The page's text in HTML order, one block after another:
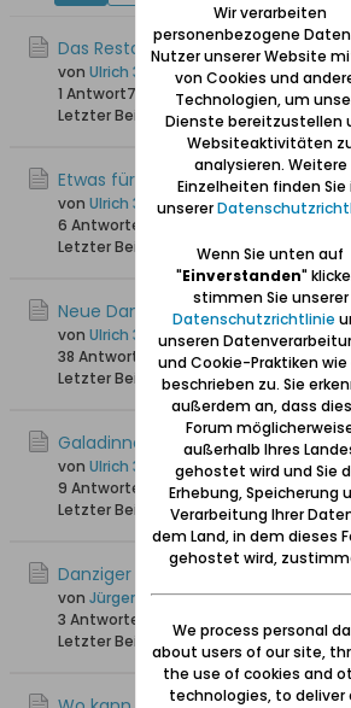
Das Restaurant Kubicki in Danzig
von Ulrich 31
1 Antwort71 Hits
0 Likes
Letzter Beitrag18.03.2026, 19:47
Etwas für Kartoffel-Fans
von Ulrich 31
6 Antworten
Letzter Beitrag
09.02.2026, 17:39
Neue Danziger Ess-Lokalitäten
von Ulrich 31
38 Antworten 29.190 Hits0 Likes
Letzter Beitrag29.10.2025, 14:58
Galadinner im Artushof am
von Ulrich 31
9 Antworten
3.114 Hits0 Likes
Letzter Beitrag
18.09.2025, 22:00
Danziger Küche, Kaschubische,
von Jürgen_W
3 Antworten
Letzter Beitrag
14.06.2025, 16:45
Wir verarbeiten
personenbezogene
Nutzer unserer Website
von Cookies und
Technologien, um
Dienste bereitzustellen
Websiteaktivitäten
analysieren. Weitere
Einzelheiten finden Sie
unserer
Wenn Sie unten auf
"Einverstanden"
stimmen Sie unserer
Datenschutzrichtlinie
unseren
und Cookie-Praktiken
beschrieben zu. Sie
außerdem an, dass
Forum
außerhalb Ihres
gehostet wird und Sie
Erhebung, Speicherung
Verarbeitung Ihrer
dem Land, in dem dieses
gehostet wird,
We process personal
about users of our site,
the use of cookies and
technologies, to deliver